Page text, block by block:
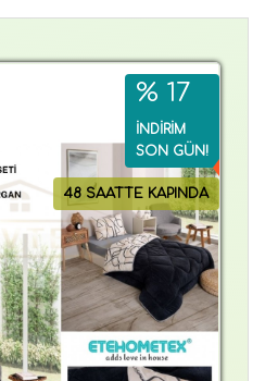
48 SAATTE KAPINDA
% 17
İNDİRİM
SON GÜN!